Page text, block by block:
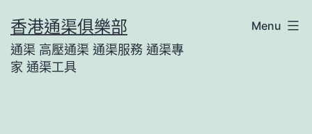
to
content
香港通渠俱樂部
通渠 高壓通渠 通渠服務 通渠專
家 通渠工具
Menu